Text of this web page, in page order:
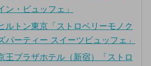
ン・ビュッフェ」
ルトン東京「ストロベリーモノク
パーティー スイーツビュッフェ」
王プラザホテル（新宿）「ストロ